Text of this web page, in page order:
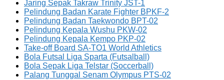
Jaring Sepak Takraw Trinity JST-1
Pelindung Badan Karate Fighter BPKF-2
Pelindung Badan Taekwondo BPT-02
Pelindung Kepala Wushu PKW-02
Pelindung Kepala Kempo PKP-02
Take-off Board SA-TO1 World Athletics
Bola Futsal Liga Sparta (Futsalball)
Bola Sepak Liga Telstar (Soccerball)
Palang Tunggal Senam Olympus PTS-02